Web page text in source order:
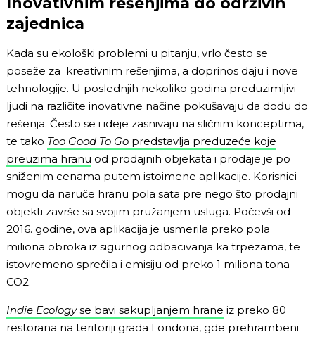
zajednica
Kada su ekološki problemi u pitanju, vrlo često se
poseže za kreativnim rešenjima, a doprinos daju i nove
tehnologije. U poslednjih nekoliko godina preduzimljivi
ljudi na različite inovativne načine pokušavaju da dođu do
rešenja. Često se i ideje zasnivaju na sličnim konceptima,
te tako Too Good To Go predstavlja preduzeće koje
preuzima hranu od prodajnih objekata i prodaje je po
sniženim cenama putem istoimene aplikacije. Korisnici
mogu da naruče hranu pola sata pre nego što prodajni
objekti završe sa svojim pružanjem usluga. Počevši od
2016. godine, ova aplikacija je usmerila preko pola
miliona obroka iz sigurnog odbacivanja ka trpezama, te
istovremeno sprečila i emisiju od preko 1 miliona tona
CO2.
Indie Ecologyse bavi sakupljanjem hrane iz preko 80
restorana na teritoriji grada Londona, gde prehrambeni